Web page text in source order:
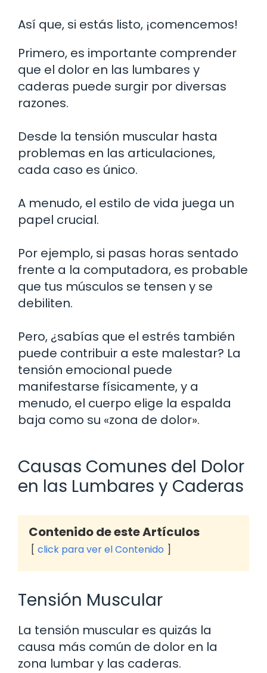
Así que, si estás listo, ¡comencemos!
Primero, es importante comprender
que el dolor en las lumbares y
caderas puede surgir por diversas
razones.
Desde la tensión muscular hasta
problemas en las articulaciones,
cada caso es único.
A menudo, el estilo de vida juega un
papel crucial.
Por ejemplo, si pasas horas sentado
frente a la computadora, es probable
que tus músculos se tensen y se
debiliten.
Pero, ¿sabías que el estrés también
puede contribuir a este malestar? La
tensión emocional puede
manifestarse físicamente, y a
menudo, el cuerpo elige la espalda
baja como su «zona de dolor».
Causas Comunes del Dolor
en las Lumbares y Caderas
Contenido de este Artículos
click para ver el Contenido
Tensión Muscular
La tensión muscular es quizás la
causa más común de dolor en la
zona lumbar y las caderas.